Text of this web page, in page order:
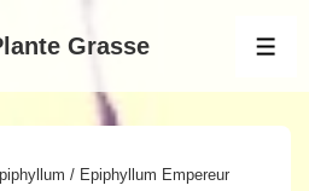
Grasse
/ Epiphyllum Empereur